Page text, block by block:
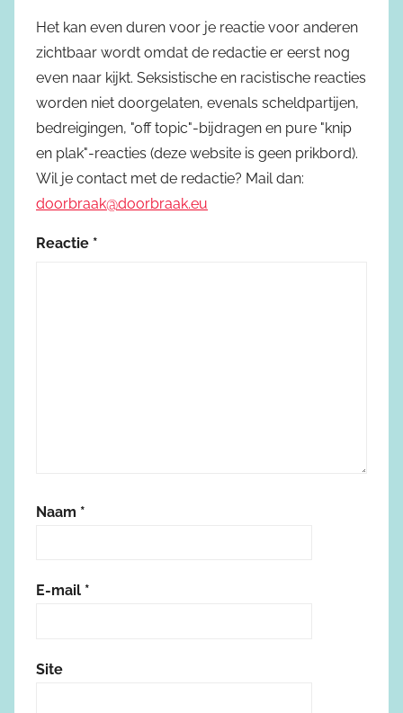
Het kan even duren voor je reactie voor anderen
zichtbaar wordt omdat de redactie er eerst nog
even naar kijkt. Seksistische en racistische reacties
worden niet doorgelaten, evenals scheldpartijen,
bedreigingen, "off topic"-bijdragen en pure "knip
en plak"-reacties (deze website is geen prikbord).
Wil je contact met de redactie? Mail dan:
doorbraak@doorbraak.eu
Reactie *
Naam *
E-mail *
Site